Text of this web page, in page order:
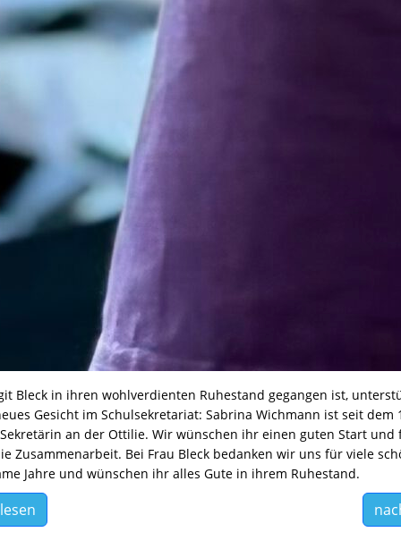
Bleck in ihren wohlverdienten Ruhestand gegangen ist,
Gesicht im Schulsekretariat: Sabrina Wichmann ist seit dem
an der Ottilie. Wir wünschen ihr einen guten Start und
Zusammenarbeit. Bei Frau Bleck bedanken wir uns für viele
Jahre und wünschen ihr alles Gute in ihrem Ruhestand.